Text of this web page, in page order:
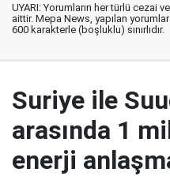
UYARI: Yorumların her türlü cezai
aittir. Mepa News, yapılan
600 karakterle (boşluklu) sınırlıdır.
Suriye ile
arasında 1
enerji